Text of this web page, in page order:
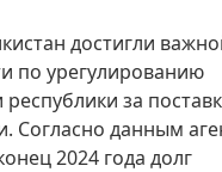
достигли
по урегулированию
за
Согласно данным
2024 года долг